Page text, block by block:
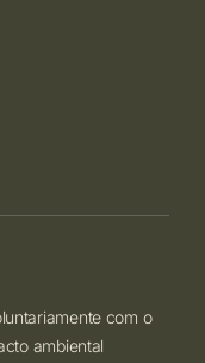
com o
ambiental